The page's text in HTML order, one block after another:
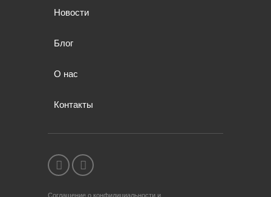
Новости
Блог
О нас
Контакты
Соглашение о конфидициальности и